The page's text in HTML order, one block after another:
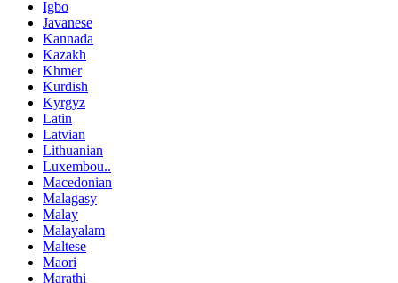
Igbo
Javanese
Kannada
Kazakh
Khmer
Kurdish
Kyrgyz
Latin
Latvian
Lithuanian
Luxembou..
Macedonian
Malagasy
Malay
Malayalam
Maltese
Maori
Marathi